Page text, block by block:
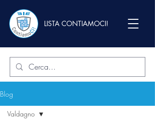
LISTA CONTIAMOCI!
Blog
Valdagno